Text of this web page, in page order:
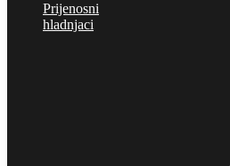
Prijenosni
hladnjaci